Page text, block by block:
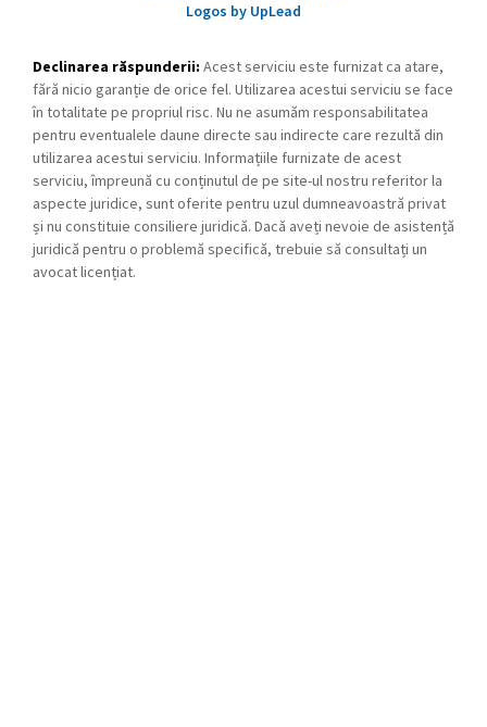
Logos by UpLead
Declinarea răspunderii: Acest serviciu este furnizat ca atare,
fără nicio garanție de orice fel. Utilizarea acestui serviciu se face
în totalitate pe propriul risc. Nu ne asumăm responsabilitatea
pentru eventualele daune directe sau indirecte care rezultă din
utilizarea acestui serviciu. Informațiile furnizate de acest
serviciu, împreună cu conținutul de pe site-ul nostru referitor la
aspecte juridice, sunt oferite pentru uzul dumneavoastră privat
și nu constituie consiliere juridică. Dacă aveți nevoie de asistență
juridică pentru o problemă specifică, trebuie să consultați un
avocat licențiat.